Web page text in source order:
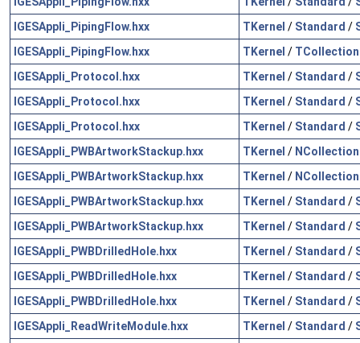
IGESAppli_PipingFlow.hxx
TKernel / Standard /
IGESAppli_PipingFlow.hxx
TKernel / TCollection
IGESAppli_Protocol.hxx
TKernel / Standard /
IGESAppli_Protocol.hxx
TKernel / Standard /
IGESAppli_Protocol.hxx
TKernel / Standard /
IGESAppli_PWBArtworkStackup.hxx
TKernel / NCollection
IGESAppli_PWBArtworkStackup.hxx
TKernel / NCollection
IGESAppli_PWBArtworkStackup.hxx
TKernel / Standard /
IGESAppli_PWBArtworkStackup.hxx
TKernel / Standard /
IGESAppli_PWBDrilledHole.hxx
TKernel / Standard /
IGESAppli_PWBDrilledHole.hxx
TKernel / Standard /
IGESAppli_PWBDrilledHole.hxx
TKernel / Standard /
IGESAppli_ReadWriteModule.hxx
TKernel / Standard /